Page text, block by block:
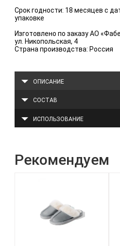
Срок годности: 18 месяцев с
упаковке
Изготовлено по заказу АО
ул. Никопольская, 4
Страна производства: Россия
ОПИСАНИЕ
СОСТАВ
ИСПОЛЬЗОВАНИЕ
Рекомендуем